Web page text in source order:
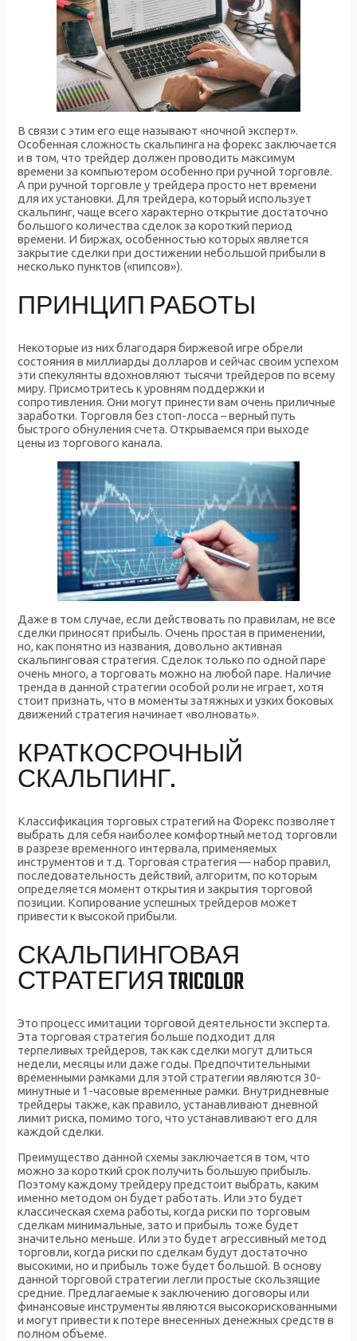
В связи с этим его еще называют «ночной эксперт».
Особенная сложность скальпинга на форекс заключается
и в том, что трейдер должен проводить максимум
времени за компьютером особенно при ручной торговле.
А при ручной торговле у трейдера просто нет времени
для их установки. Для трейдера, который использует
скальпинг, чаще всего характерно открытие достаточно
большого количества сделок за короткий период
времени. И биржах, особенностью которых является
закрытие сделки при достижении небольшой прибыли в
несколько пунктов («пипсов»).
ПРИНЦИП РАБОТЫ
Некоторые из них благодаря биржевой игре обрели
состояния в миллиарды долларов и сейчас своим успехом
эти спекулянты вдохновляют тысячи трейдеров по всему
миру. Присмотритесь к уровням поддержки и
сопротивления. Они могут принести вам очень приличные
заработки. Торговля без стоп-лосса – верный путь
быстрого обнуления счета. Открываемся при выходе
цены из торгового канала.
Даже в том случае, если действовать по правилам, не все
сделки приносят прибыль. Очень простая в применении,
но, как понятно из названия, довольно активная
скальпинговая стратегия. Сделок только по одной паре
очень много, а торговать можно на любой паре. Наличие
тренда в данной стратегии особой роли не играет, хотя
стоит признать, что в моменты затяжных и узких боковых
движений стратегия начинает «волновать».
КРАТКОСРОЧНЫЙ
СКАЛЬПИНГ.
Классификация торговых стратегий на Форекс позволяет
выбрать для себя наиболее комфортный метод торговли
в разрезе временного интервала, применяемых
инструментов и т.д. Торговая стратегия — набор правил,
последовательность действий, алгоритм, по которым
определяется момент открытия и закрытия торговой
позиции. Копирование успешных трейдеров может
привести к высокой прибыли.
СКАЛЬПИНГОВАЯ
СТРАТЕГИЯ TRICOLOR
Это процесс имитации торговой деятельности эксперта.
Эта торговая стратегия больше подходит для
терпеливых трейдеров, так как сделки могут длиться
недели, месяцы или даже годы. Предпочтительными
временными рамками для этой стратегии являются 30-
минутные и 1-часовые временные рамки. Внутридневные
трейдеры также, как правило, устанавливают дневной
лимит риска, помимо того, что устанавливают его для
каждой сделки.
Преимущество данной схемы заключается в том, что
можно за короткий срок получить большую прибыль.
Поэтому каждому трейдеру предстоит выбрать, каким
именно методом он будет работать. Или это будет
классическая схема работы, когда риски по торговым
сделкам минимальные, зато и прибыль тоже будет
значительно меньше. Или это будет агрессивный метод
торговли, когда риски по сделкам будут достаточно
высокими, но и прибыль тоже будет большой. В основу
данной торговой стратегии легли простые скользящие
средние. Предлагаемые к заключению договоры или
финансовые инструменты являются высокорискованными
и могут привести к потере внесенных денежных средств в
полном объеме.